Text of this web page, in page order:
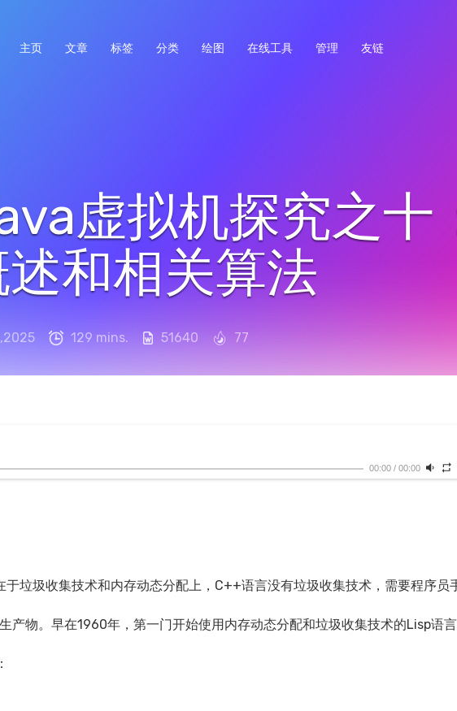
主页 文章 标签 分类 绘图 在线工具 管理 友链
虚拟机探究之十
和相关算法
129 mins. 51640 77
00:00 / 00:00
垃圾收集技术和内存动态分配上，C++语言没有垃圾收集技术，需要程序员
产物。早在1960年，第一门开始使用内存动态分配和垃圾收集技术的Lisp语言